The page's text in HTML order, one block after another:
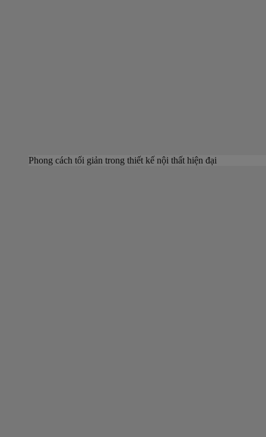
Phong cách tối giản trong thiết kế nội thất hiện đại